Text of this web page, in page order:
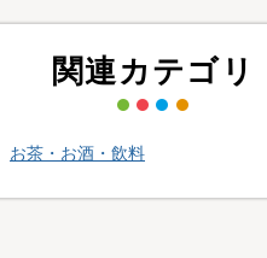
関連カテゴリ
お茶・お酒・飲料